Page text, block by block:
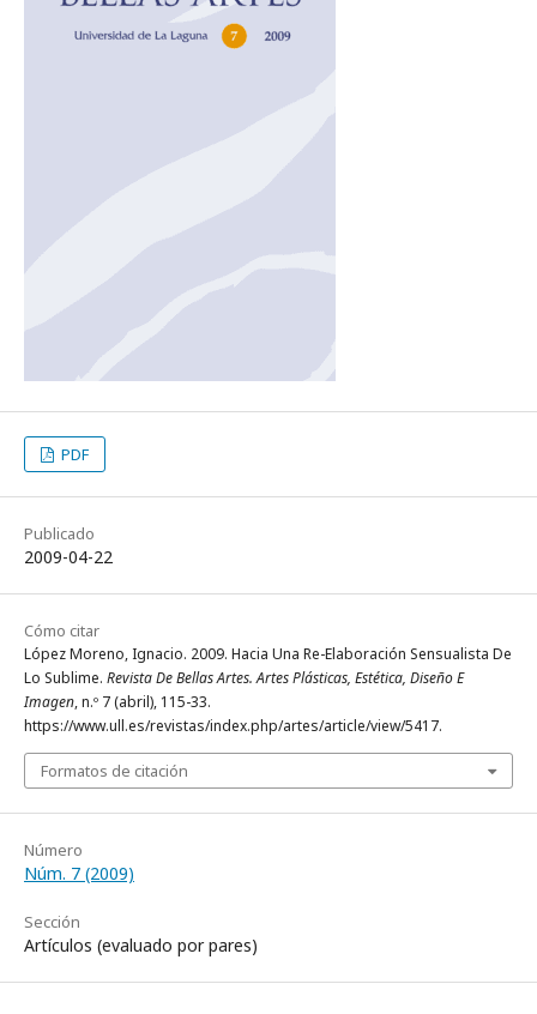
PDF
Publicado
2009-04-22
Cómo citar
López Moreno, Ignacio. 2009. Hacia Una Re-Elaboración Sensualista De
Lo Sublime. Revista De Bellas Artes. Artes Plásticas, Estética, Diseño E
Imagen, n.º 7 (abril), 115-33.
https://www.ull.es/revistas/index.php/artes/article/view/5417.
Formatos de citación
Número
Núm. 7 (2009)
Sección
Artículos (evaluado por pares)